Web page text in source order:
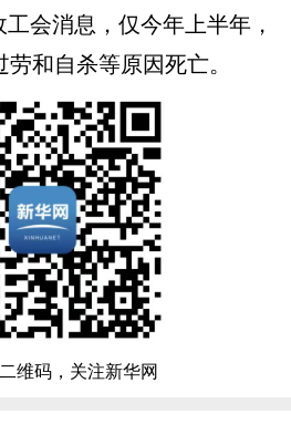
消息，仅今年上半年，
和自杀等原因死亡。
维码，关注新华网